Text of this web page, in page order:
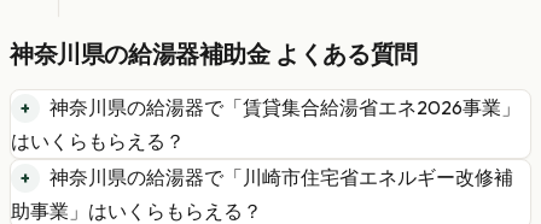
神奈川県の給湯器補助金 よくある質問
神奈川県の給湯器で「賃貸集合給湯省エネ2026事業 」
はいくらもらえる？
神奈川県の給湯器で「 川崎市住宅省エネルギー改修補
助事業 」はいくらもらえる？